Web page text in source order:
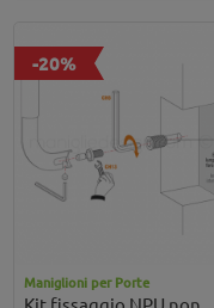
-20%
Maniglioni per Porte